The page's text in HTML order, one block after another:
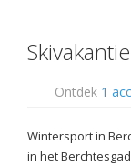
Ontdek 1
Wintersport in
in het